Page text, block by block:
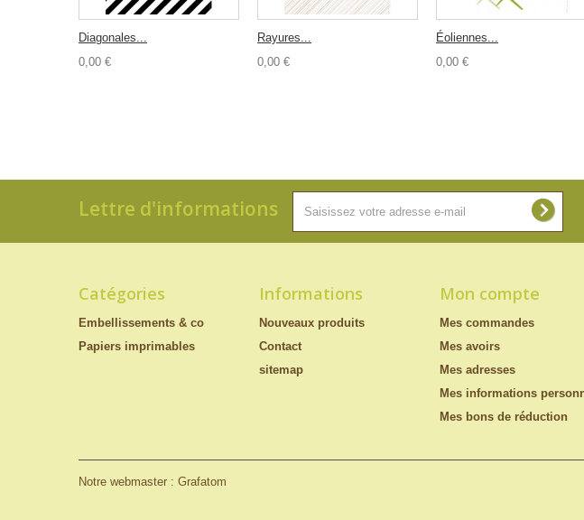
Diagonales...
0,00 €
Rayures...
0,00 €
Éoliennes...
0,00 €
Lettre d'informations
Catégories
Embellissements & co
Papiers imprimables
Informations
Nouveaux produits
Contact
sitemap
Notre webmaster : Grafatom
Mon compte
Mes commandes
Mes avoirs
Mes adresses
Mes informations
Mes bons de réduction